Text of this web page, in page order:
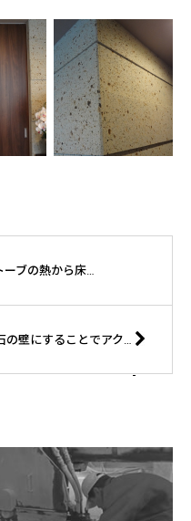
広く敷かれた大谷石で薪ストーブの熱から床を守ります（さくら市F様邸）
リビングの一部を大谷石の壁にすることでアクセントを（宇都宮市Ｍ様邸）